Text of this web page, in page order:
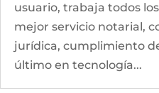
usuario, trabaja todos
mejor servicio notarial,
jurídica, cumplimiento
último en tecnología...